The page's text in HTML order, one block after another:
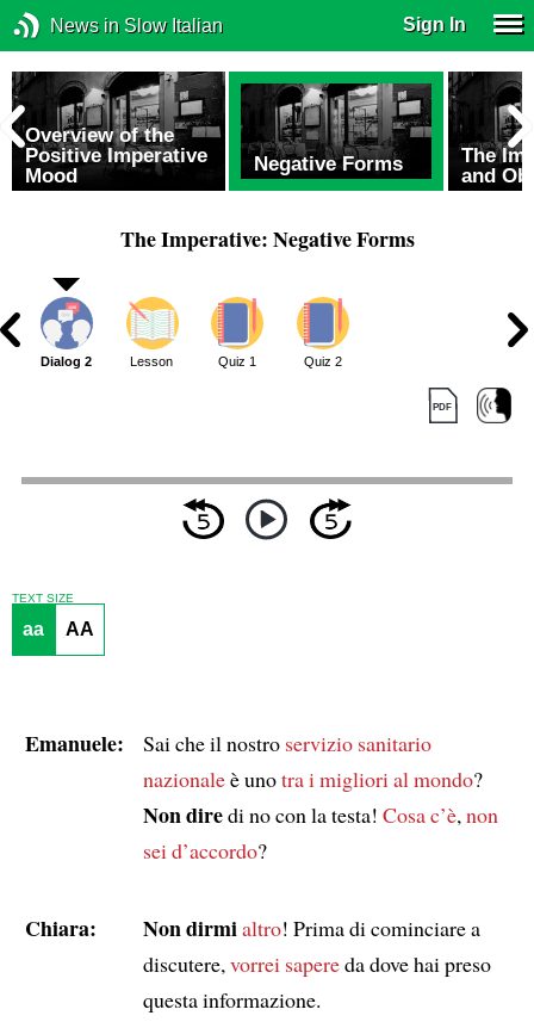
News in Slow Italian Sign In
Overview of the
Positive Imperative
Mood
Negative Forms
The
and
The Imperative: Negative Forms
Dialog 2 Lesson Quiz 1 Quiz 2
TEXT SIZE
aa AA
Emanuele: Sai che il nostro servizio sanitario
nazionaleè unotra i migliori al mondo?
Non diredi no con la testa! Cosa c’è, non
sei d’accordo?
Chiara: Non dirmialtro! Prima di cominciare a
discutere, vorrei sapereda dove hai preso
questa informazione.